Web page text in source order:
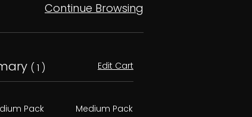
Continue Browsing
( 1 ) Edit Cart
Pack
Medium Pack